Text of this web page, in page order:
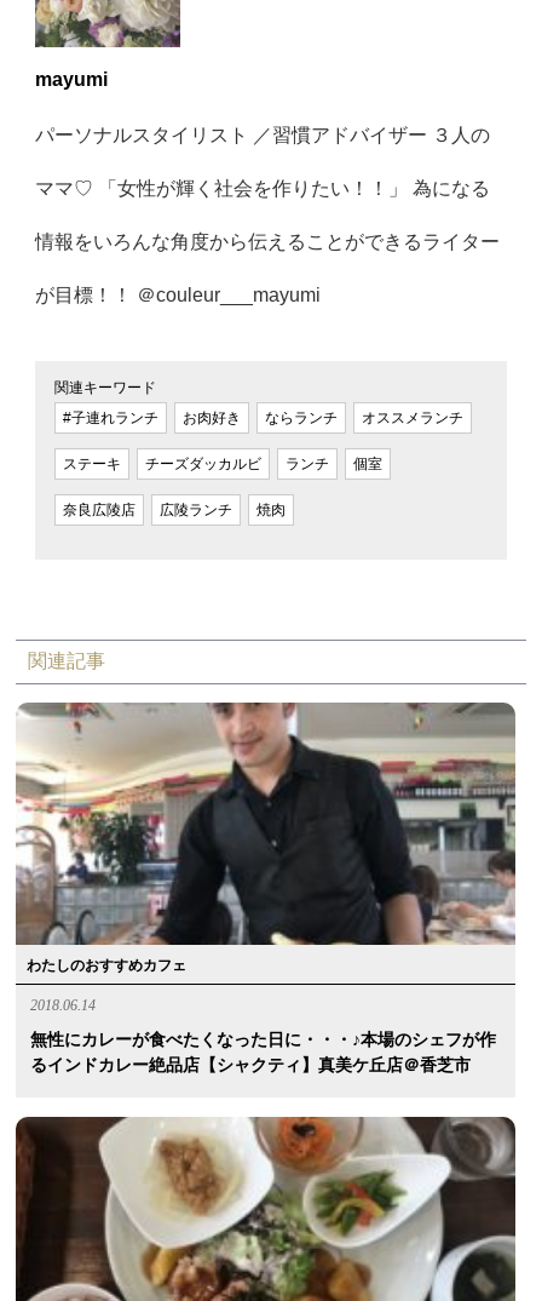
mayumi
パーソナルスタイリスト ／習慣アドバイザー ３人の
ママ♡ 「女性が輝く社会を作りたい！！」 為になる
情報をいろんな角度から伝えることができるライター
が目標！！ ＠couleur___mayumi
関連キーワード
#子連れランチ
お肉好き ならランチ オススメランチ
ステーキ チーズダッカルビ ランチ 個室
奈良広陵店 広陵ランチ 焼肉
関連記事
わたしのおすすめカフェ
2018.06.14
無性にカレーが食べたくなった日に・・・♪本場のシェフが作
るインドカレー絶品店【シャクティ】真美ケ丘店＠香芝市